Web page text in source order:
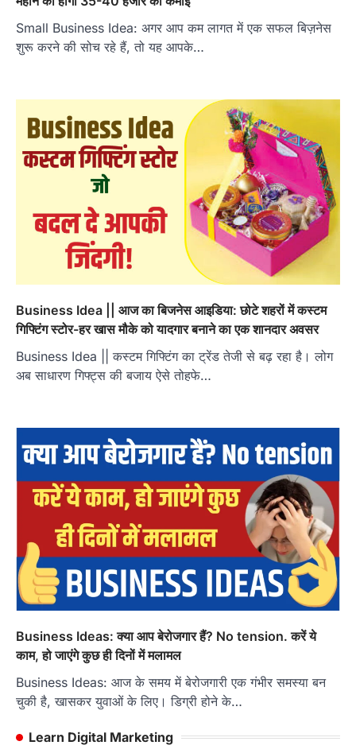
Small Business Idea: अगर आप कम लागत में एक सफल बिज़नेस
शुरू करने की सोच रहे हैं, तो यह आपके…
Business Idea || आज का बिजनेस आइडिया: छोटे शहरों में कस्टम
गिफ्टिंग स्टोर-हर खास मौके को यादगार बनाने का एक शानदार अवसर
Business Idea || कस्टम गिफ्टिंग का ट्रेंड तेजी से बढ़ रहा है। लोग
अब साधारण गिफ्ट्स की बजाय ऐसे तोहफे…
Business Ideas: क्या आप बेरोजगार हैं? No tension. करें ये
काम, हो जाएंगे कुछ ही दिनों में मलामल
Business Ideas: आज के समय में बेरोजगारी एक गंभीर समस्या बन
चुकी है, खासकर युवाओं के लिए। डिग्री होने के…
Learn Digital Marketing